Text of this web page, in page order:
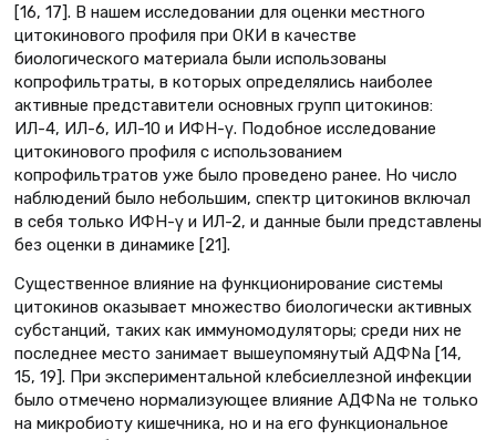
[16, 17]. В нашем исследовании для оценки местного
цитокинового профиля при ОКИ в качестве
биологического материала были использованы
копрофильтраты, в которых определялись наиболее
активные представители основных групп цитокинов:
ИЛ-4, ИЛ-6, ИЛ-10 и ИФН-γ. Подобное исследование
цитокинового профиля с использованием
копрофильтратов уже было проведено ранее. Но число
наблюдений было небольшим, спектр цитокинов включал
в себя только ИФН-γ и ИЛ-2, и данные были представлены
без оценки в динамике [21].
Существенное влияние на функционирование системы
цитокинов оказывает множество биологически активных
субстанций, таких как иммуномодуляторы; среди них не
последнее место занимает вышеупомянутый АДФNа [14,
15, 19]. При экспериментальной клебсиеллезной инфекции
было отмечено нормализующее влияние АДФNа не только
на микробиоту кишечника, но и на его функциональное